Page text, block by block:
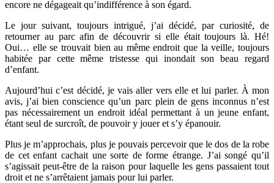
encore ne dégageait qu’indifférence à son égard.
Le jour suivant, toujours intrigué, j’ai décidé, par curiosité, de
retourner au parc afin de découvrir si elle était toujours là. Hé!
Oui… elle se trouvait bien au même endroit que la veille, toujours
habitée par cette même tristesse qui inondait son beau regard
d’enfant.
Aujourd’hui c’est décidé, je vais aller vers elle et lui parler. À mon
avis, j’ai bien conscience qu’un parc plein de gens inconnus n’est
pas nécessairement un endroit idéal permettant à un jeune enfant,
étant seul de surcroît, de pouvoir y jouer et s’y épanouir.
Plus je m’approchais, plus je pouvais percevoir que le dos de la robe
de cet enfant cachait une sorte de forme étrange. J’ai songé qu’il
s’agissait peut-être de la raison pour laquelle les gens passaient tout
droit et ne s’arrêtaient jamais pour lui parler.